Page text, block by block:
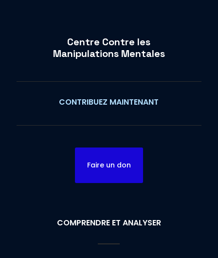
Centre Contre les
Manipulations Mentales
CONTRIBUEZ MAINTENANT
Faire un don
COMPRENDRE ET ANALYSER